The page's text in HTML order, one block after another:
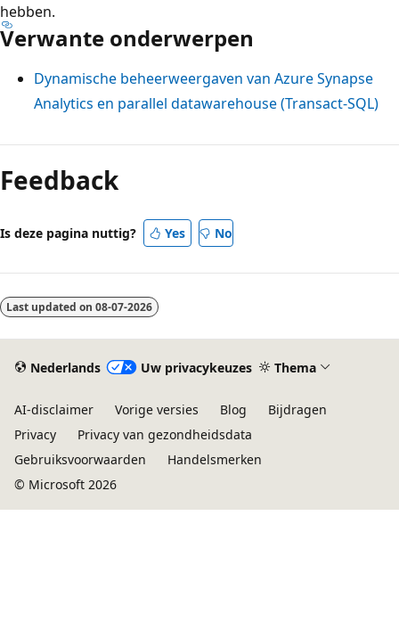
hebben.
Verwante onderwerpen
Dynamische beheerweergaven van Azure Synapse
Analytics en parallel datawarehouse (Transact-SQL)
Feedback
Is deze pagina nuttig? Yes No
Last updated on 08-07-2026
Nederlands Uw privacykeuzes Thema
AI-disclaimer Vorige versies Blog
Bijdragen
Privacy
Privacy van gezondheidsdata
Gebruiksvoorwaarden
Handelsmerken
© Microsoft 2026